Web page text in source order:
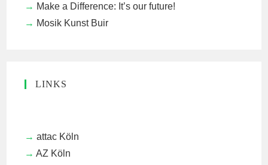
Make a Difference: It’s our future!
Mosik Kunst Buir
LINKS
attac Köln
AZ Köln